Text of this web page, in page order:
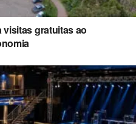
gratuitas ao